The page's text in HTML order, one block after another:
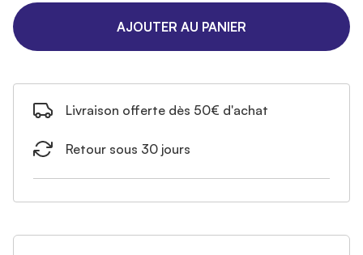
AJOUTER AU PANIER
Livraison offerte dès 50€ d'achat
Retour sous 30 jours